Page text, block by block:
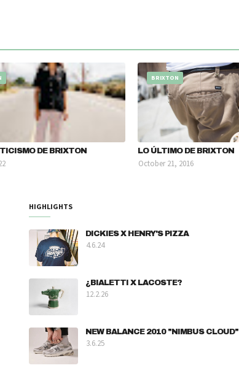
DE BRIXTON
BRIXTON
LO ÚLTIMO DE BRIXTON
October 21, 2016
HIGHLIGHTS
DICKIES X HENRY'S PIZZA
4.6.24
¿BIALETTI X LACOSTE?
12.2.26
NEW BALANCE 2010 "NIMBUS CLOUD"
3.6.25